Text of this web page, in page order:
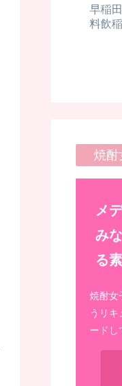
早稲
料飲
焼酎
メ
み
る
焼酎女
うリキ
ードし